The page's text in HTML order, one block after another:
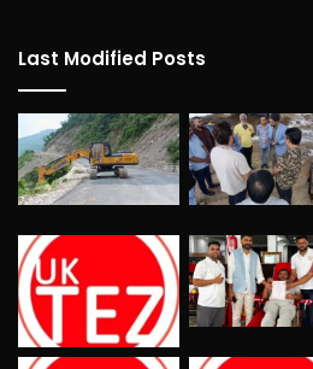
Last Modified Posts